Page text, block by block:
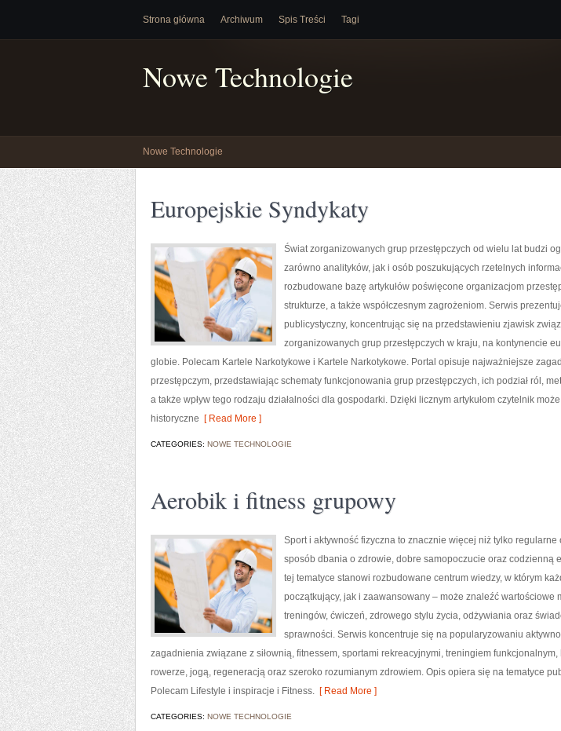
Strona główna Archiwum Spis Treści Tagi
Nowe Technologie
Nowe Technologie
Europejskie Syndykaty
Świat zorganizowanych grup przestępczych od wielu lat budzi
zarówno analityków, jak i osób poszukujących rzetelnych
rozbudowane bazę artykułów poświęcone organizacjom
strukturze, a także współczesnym zagrożeniom. Serwis
publicystyczny, koncentrując się na przedstawieniu zjawisk
zorganizowanych grup przestępczych w kraju, na kontynencie
globie. Polecam Kartele Narkotykowe i Kartele Narkotykowe. Portal opisuje najważniejsze
przestępczym, przedstawiając schematy funkcjonowania grup przestępczych, ich podział ról,
a także wpływ tego rodzaju działalności dla gospodarki. Dzięki licznym artykułom czytelnik
historyczne [ Read More ]
CATEGORIES: NOWE TECHNOLOGIE
Aerobik i fitness grupowy
Sport i aktywność fizyczna to znacznie więcej niż tylko regularne
sposób dbania o zdrowie, dobre samopoczucie oraz codzienną
tej tematyce stanowi rozbudowane centrum wiedzy, w którym
początkujący, jak i zaawansowany – może znaleźć wartościowe
treningów, ćwiczeń, zdrowego stylu życia, odżywiania oraz
sprawności. Serwis koncentruje się na popularyzowaniu
zagadnienia związane z siłownią, fitnessem, sportami rekreacyjnymi, treningiem
rowerze, jogą, regeneracją oraz szeroko rozumianym zdrowiem. Opis opiera się na tematyce
Polecam Lifestyle i inspiracje i Fitness. [ Read More ]
CATEGORIES: NOWE TECHNOLOGIE